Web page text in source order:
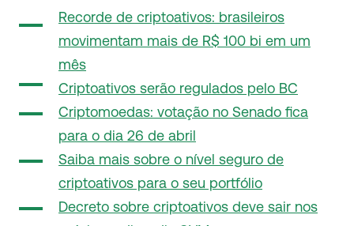
Recorde de criptoativos: brasileiros
movimentam mais de R$ 100 bi em um
mês
Criptoativos serão regulados pelo BC
Criptomoedas: votação no Senado fica
para o dia 26 de abril
Saiba mais sobre o nível seguro de
criptoativos para o seu portfólio
Decreto sobre criptoativos deve sair nos